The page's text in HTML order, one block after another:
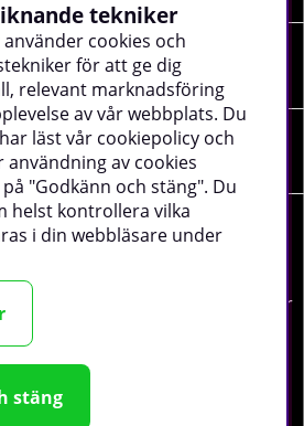
Vi använder cookies -
läs mer
tekniker
cookies och
för att ge dig
relevant marknadsföring
av vår webbplats. Du
läst vår cookiepolicy och
av cookies
"Godkänn och stäng". Du
helst kontrollera vilka
i din webbläsare under
stäng